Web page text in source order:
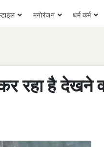
मनोरंजन धर्म कर्म
रहा है देखने